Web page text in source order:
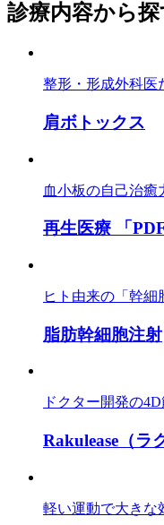
診療内容から探
整形・形成外科医
肩ボトックス
血小板の自己治癒
再生医療 「
ヒト由来の「幹細
脂肪幹細胞注射
ドクター開発の
Rakulease（ラ
軽い運動で大きな